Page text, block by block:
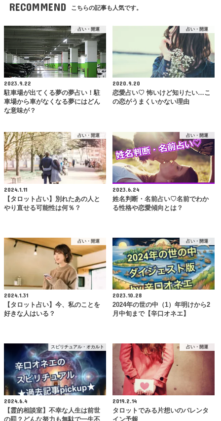
RECOMMEND こちらの記事も人気です。
占い・開運
2023.9.22
駐車場が出てくる夢の夢占い！駐
車場から車がなくなる夢にはどん
な意味が？
占い・開運
2020.9.20
恋愛占い♡ 怖いけど知りたい…こ
の恋がうまくいかない理由
占い・開運
2024.1.11
【タロット占い】別れたあの人と
やり直せる可能性は何％？
占い・開運
2023.6.24
姓名判断・名前占い♡名前でわか
る性格や恋愛傾向とは？
占い・開運
2024.1.31
【タロット占い】今、私のことを
好きな人はいる？
占い・開運
2023.10.28
2024年の世の中（1）年明けから2
月中旬まで【辛口オネエ】
スピリチュアル・オカルト
2024.6.4
【霊的相談室】不幸な人生は前世
占い・開運
2019.2.14
タロットでみる片想いのバレンタ